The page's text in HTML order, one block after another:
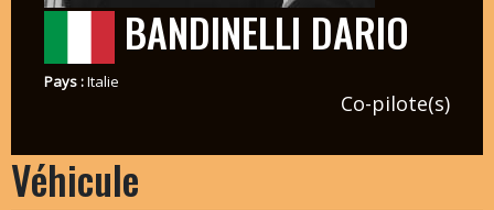
BANDINELLI DARIO
Pays :Italie
Co-pilote(s)
Véhicule